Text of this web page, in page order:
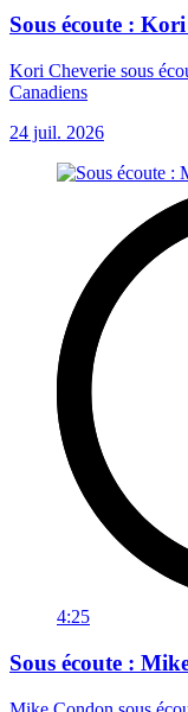
Sous écoute :
Kori Cheverie sous
Canadiens
24 juil. 2026
4:25
Sous écoute :